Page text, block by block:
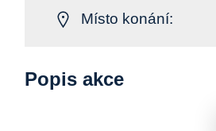
Místo konání:
Popis akce